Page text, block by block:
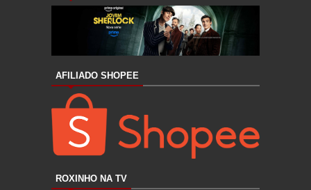
AFILIADO SHOPEE
ROXINHO NA TV